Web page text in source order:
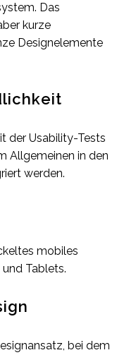
Das
kurze
Designelemente
der Usability-Tests
Allgemeinen in den
werden.
mobiles
Tablets.
bei dem